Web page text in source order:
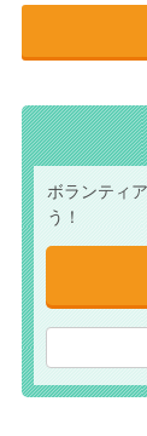
ボランティ
う！